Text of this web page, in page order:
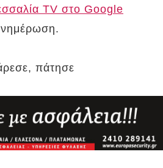
TV στο Google
πάτησε